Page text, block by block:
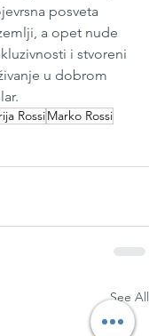
posveta
a opet nude
i stvoreni
u dobrom
RossiMarko Rossi
See All